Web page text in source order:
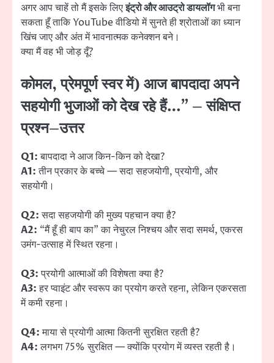
अगर आप चाहें तो मैं इसके लिएइंट्रो और आउट्रो डायलॉगभी बना
सकता हूँ ताकि YouTube वीडियो में सुनते ही श्रोताओं का ध्यान
खिंच जाए और अंत में भावनात्मक कनेक्शन बने।
क्या मैं वह भी जोड़ दूँ?
कोमल, प्रेमपूर्ण स्वर में) आज बापदादा अपने
सहयोगी भुजाओं को देख रहे हैं…” – संक्षिप्त
प्रश्न–उत्तर
Q1:बापदादा ने आज किन-किन को देखा?
A1:तीन प्रकार के बच्चे — सदा सहजयोगी, प्रयोगी, और
सहयोगी।
Q2:सदा सहजयोगी की मुख्य पहचान क्या है?
A2: “मैं हूँ ही बाप का” का नेचुरल निश्चय और सदा समर्थ, एकरस
उमंग-उत्साह में स्थित रहना।
Q3:प्रयोगी आत्माओं की विशेषता क्या है?
A3:हर प्वाइंट और स्वरूप का प्रयोग करते रहना, लेकिन एकरसता
में कमी रहना।
Q4:माया से प्रयोगी आत्मा कितनी सुरक्षित रहती है?
A4:लगभग 75% सुरक्षित — क्योंकि प्रयोग में व्यस्त रहती है।